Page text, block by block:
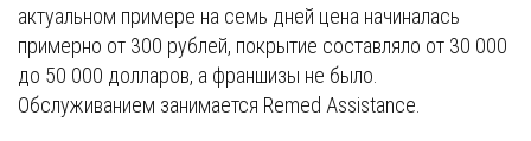
актуальном примере на семь дней цена начиналась
примерно от 300 рублей, покрытие составляло от 30 000
до 50 000 долларов, а франшизы не было.
Обслуживанием занимается Remed Assistance.